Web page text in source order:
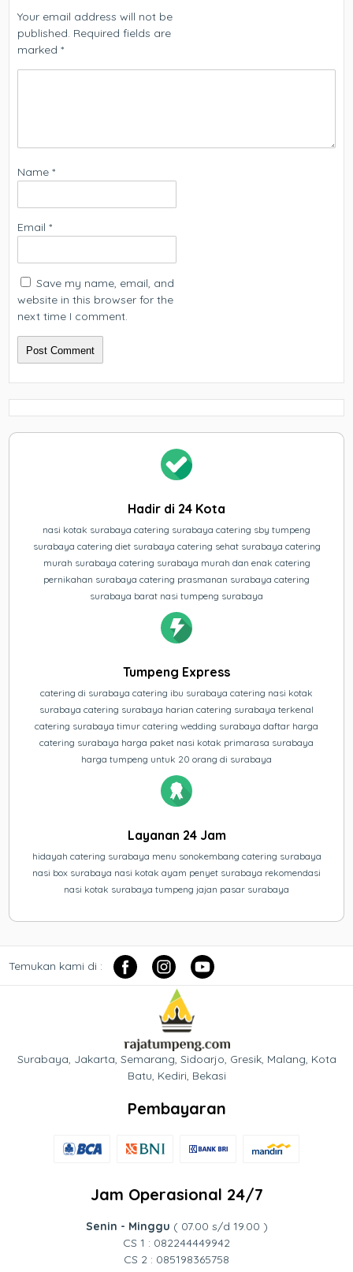
Your email address will not be
published. Required fields are
marked*
Name*
Email*
Save my name, email, and
website in this browser for the
next time I comment.
Hadir di 24 Kota
nasi kotak surabaya catering surabaya catering sby tumpeng
surabaya catering diet surabaya catering sehat surabaya catering
murah surabaya catering surabaya murah dan enak catering
pernikahan surabaya catering prasmanan surabaya catering
surabaya barat nasi tumpeng surabaya
Tumpeng Express
catering di surabaya catering ibu surabaya catering nasi kotak
surabaya catering surabaya harian catering surabaya terkenal
catering surabaya timur catering wedding surabaya daftar harga
catering surabaya harga paket nasi kotak primarasa surabaya
harga tumpeng untuk 20 orang di surabaya
Layanan 24 Jam
hidayah catering surabaya menu sonokembang catering surabaya
nasi box surabaya nasi kotak ayam penyet surabaya rekomendasi
nasi kotak surabaya tumpeng jajan pasar surabaya
Temukan kami di :
Surabaya, Jakarta, Semarang, Sidoarjo, Gresik, Malang, Kota
Batu, Kediri, Bekasi
Pembayaran
Jam Operasional 24/7
Senin - Minggu ( 07.00 s/d 19.00 )
CS 1 : 082244449942
CS 2 : 085198365758